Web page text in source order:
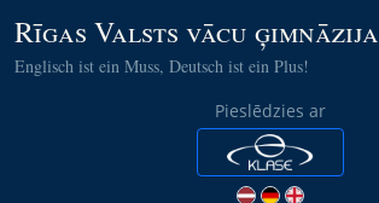
Rīgas Valsts vācu ģimnāzija
Englisch ist ein Muss, Deutsch ist ein Plus!
Pieslēdzies ar